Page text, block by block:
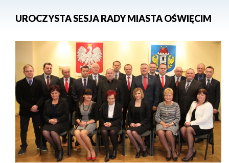
UROCZYSTA SESJA RADY MIASTA OŚWIĘCIM